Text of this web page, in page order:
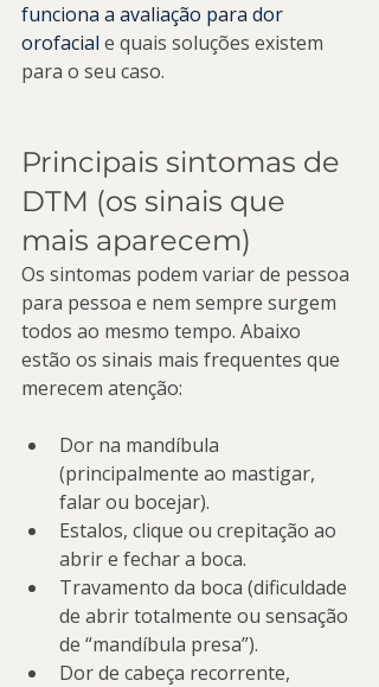
funciona a avaliação para dor
orofacial e quais soluções existem
para o seu caso.
Principais sintomas de
DTM (os sinais que
mais aparecem)
Os sintomas podem variar de pessoa
para pessoa e nem sempre surgem
todos ao mesmo tempo. Abaixo
estão os sinais mais frequentes que
merecem atenção:
Dor na mandíbula
(principalmente ao mastigar,
falar ou bocejar).
Estalos, clique ou crepitação ao
abrir e fechar a boca.
Travamento da boca (dificuldade
de abrir totalmente ou sensação
de “mandíbula presa”).
Dor de cabeça recorrente,